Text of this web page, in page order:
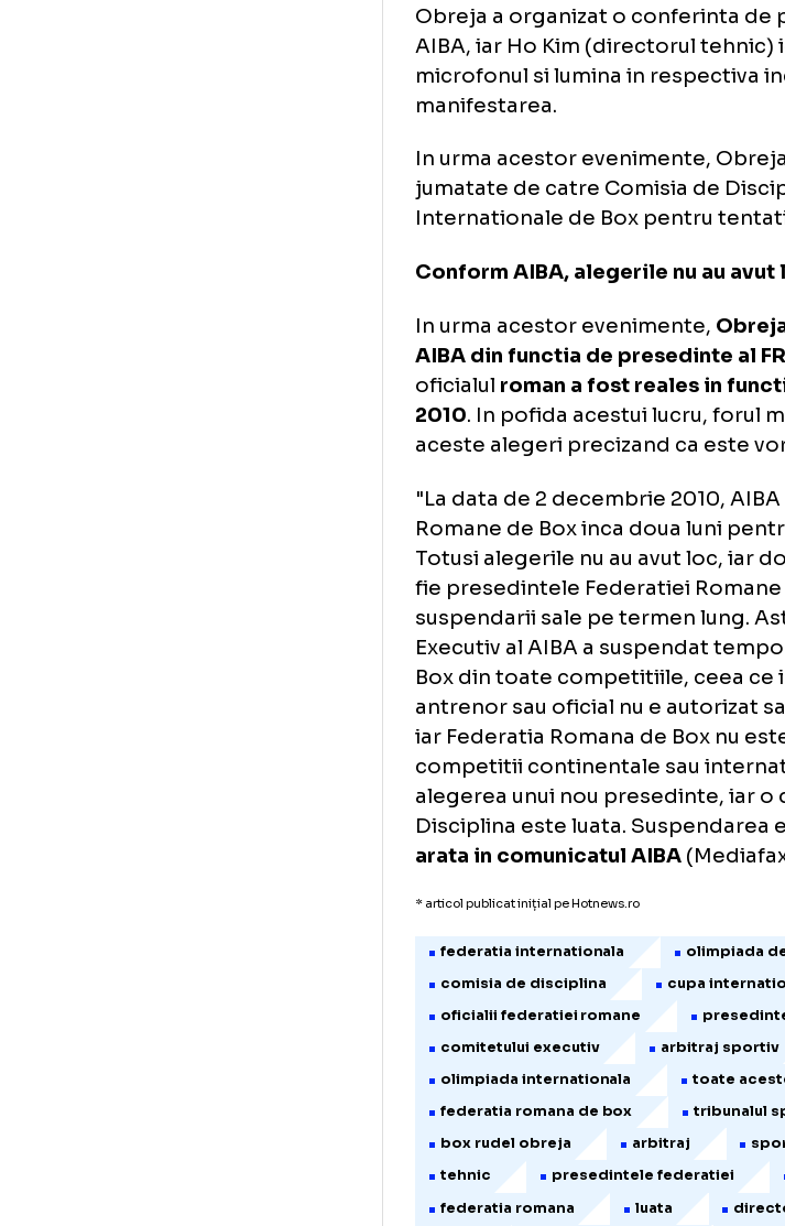
Ce s-a intamplat la JO de la
Rudel Obreja a fost implicat
Olimpiada de la Beijing,
de implicare in manipularea
Obreja a organizat o
AIBA, iar Ho Kim (directorul
manifestarea.
In urma acestor
jumatate de catre Comisia
Internationale de Box
Conform AIBA, alegerile nu
In urma acestor evenimente,
AIBA din functia de
oficialulroman a fost reales
2010. In pofida acestui
aceste alegeri precizand ca
"La data de 2 decembrie
Romane de Box inca doua
Totusi alegerile nu au avut
fie presedintele Federatiei
Box din toate competitiile,
antrenor sau oficial nu e
iar Federatia Romana de
competitii continentale sau
alegerea unui nou
Disciplina este luata.
arata in comunicatul AIBA
* articol publicat inițial pe Hotnews.ro